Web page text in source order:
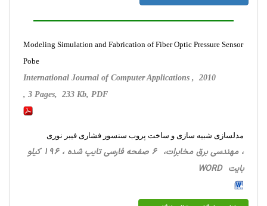
Modeling Simulation and Fabrication of Fiber Optic Pressure Sensor
Pobe
International Journal of Computer Applications , 2010
, 3 Pages, 233 Kb, PDF
مدلسازی شبیه سازی و ساخت پروب سنسور فشاری فیبر نوری
، مهندسی برق مخابرات، 6 صفحه فارسی تایپ شده ، 196 کیلو
بایت WORD